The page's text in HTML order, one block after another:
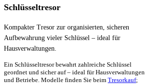
Schlüsseltresor
Kompakter Tresor zur organisierten, sicheren
Aufbewahrung vieler Schlüssel – ideal für
Hausverwaltungen.
Ein Schlüsseltresor bewahrt zahlreiche Schlüssel
geordnet und sicher auf – ideal für Hausverwaltungen
und Betriebe. Modelle finden Sie beim Tresorkauf;